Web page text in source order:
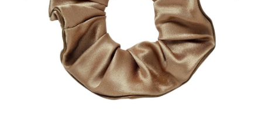
ヘアアレンジ動画
ヒストリー
クラフトマンシップ